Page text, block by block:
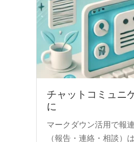
チャットコミュニ
に
マークダウン活用で報
（報告・連絡・相談）